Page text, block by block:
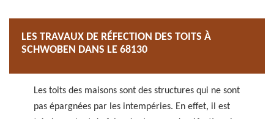
LES TRAVAUX DE RÉFECTION DES TOITS À
SCHWOBEN DANS LE 68130
Les toits des maisons sont des structures qui ne sont
pas épargnées par les intempéries. En effet, il est